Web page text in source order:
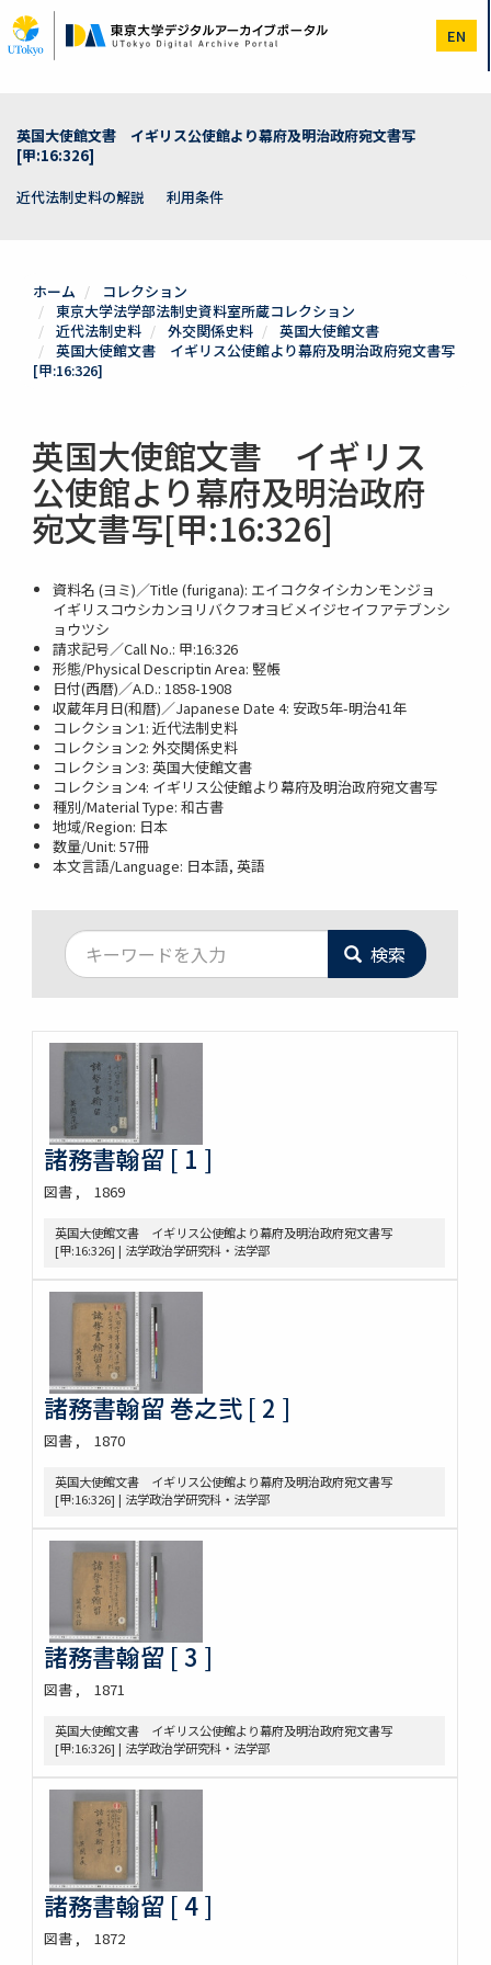
イ
ン
EN
英国大使館文書 イギリス公使館より幕府及明治政府宛文書写
[甲:16:326]
近代法制史料の解説
利用条件
ホーム
コレクション
東京大学法学部法制史資料室所蔵コレクション
近代法制史料
外交関係史料
英国大使館文書
英国大使館文書 イギリス公使館より幕府及明治政府宛文書写
[甲:16:326]
英国大使館文書 イギリス
公使館より幕府及明治政府
宛文書写[甲:16:326]
資料名 (ヨミ)／Title (furigana): エイコクタイシカンモンジョ
イギリスコウシカンヨリバクフオヨビメイジセイフアテブンシ
ョウツシ
請求記号／Call No.: 甲:16:326
形態/Physical Descriptin Area: 竪帳
日付(西暦)／A.D.: 1858-1908
収蔵年月日(和暦)／Japanese Date 4: 安政5年-明治41年
コレクション1: 近代法制史料
コレクション2: 外交関係史料
コレクション3: 英国大使館文書
コレクション4: イギリス公使館より幕府及明治政府宛文書写
種別/Material Type: 和古書
地域/Region: 日本
数量/Unit: 57冊
本文言語/Language: 日本語, 英語
検索
諸務書翰留 [ 1 ]
図書 1869
英国大使館文書 イギリス公使館より幕府及明治政府宛文書写
[甲:16:326] | 法学政治学研究科・法学部
諸務書翰留 巻之弐 [ 2 ]
図書 1870
英国大使館文書 イギリス公使館より幕府及明治政府宛文書写
[甲:16:326] | 法学政治学研究科・法学部
諸務書翰留 [ 3 ]
図書 1871
英国大使館文書 イギリス公使館より幕府及明治政府宛文書写
[甲:16:326] | 法学政治学研究科・法学部
諸務書翰留 [ 4 ]
図書 1872